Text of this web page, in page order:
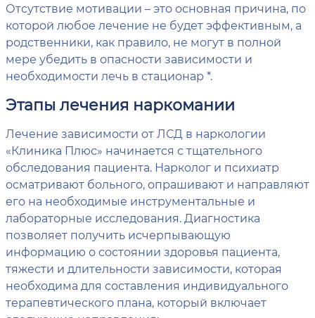
Отсутствие мотивации – это основная причина, по
которой любое лечение не будет эффективным, а
родственники, как правило, не могут в полной
мере убедить в опасности зависимости и
необходимости лечь в стационар *.
Этапы лечения наркомании
Лечение зависимости от ЛСД в наркологии
«Клиника Плюс» начинается с тщательного
обследования пациента. Нарколог и психиатр
осматривают больного, опрашивают и направляют
его на необходимые инструментальные и
лабораторные исследования. Диагностика
позволяет получить исчерпывающую
информацию о состоянии здоровья пациента,
тяжести и длительности зависимости, которая
необходима для составления индивидуального
терапевтического плана, который включает